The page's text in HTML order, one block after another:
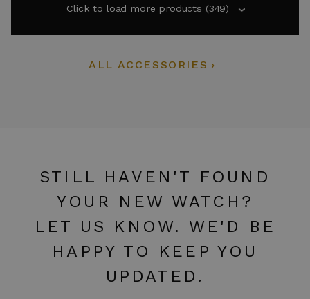
Click to load more products (349) ›
ALL ACCESSORIES
STILL HAVEN'T FOUND
YOUR NEW WATCH?
LET US KNOW. WE'D BE
HAPPY TO KEEP YOU
UPDATED.